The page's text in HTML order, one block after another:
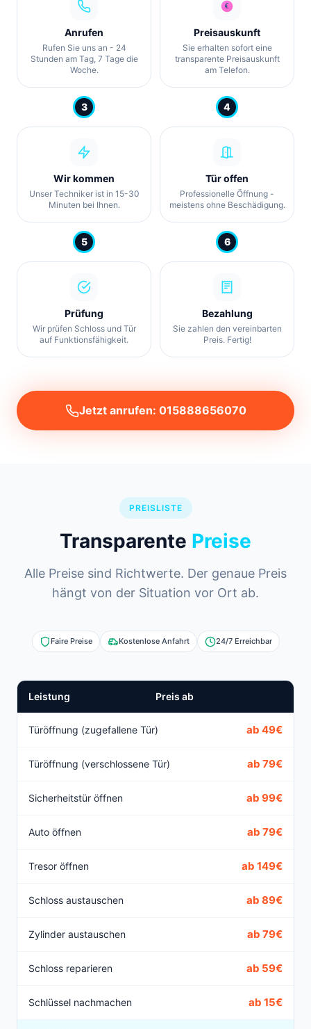
Anrufen
Rufen Sie uns an - 24
Stunden am Tag, 7 Tage die
Woche.
Preisauskunft
Sie erhalten sofort eine
transparente Preisauskunft
am Telefon.
3
Wir kommen
Unser Techniker ist in 15-30
Minuten bei Ihnen.
4
Tür offen
Professionelle Öffnung -
meistens ohne Beschädigung.
5
Prüfung
Wir prüfen Schloss und Tür
auf Funktionsfähigkeit.
6
Bezahlung
Sie zahlen den vereinbarten
Preis. Fertig!
Jetzt anrufen: 015888656070
PREISLISTE
Transparente Preise
Alle Preise sind Richtwerte. Der genaue Preis
hängt von der Situation vor Ort ab.
Faire Preise Kostenlose Anfahrt 24/7 Erreichbar
Leistung Preis ab
Türöffnung (zugefallene Tür) ab 49€
Türöffnung (verschlossene Tür) ab 79€
Sicherheitstür öffnen ab 99€
Auto öffnen ab 79€
Tresor öffnen ab 149€
Schloss austauschen ab 89€
Zylinder austauschen ab 79€
Schloss reparieren ab 59€
Schlüssel nachmachen ab 15€